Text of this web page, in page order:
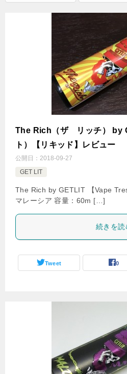
The Rich（ザ リッチ） by
ト）【リキッド】レビュー
公開日： 2018-09-27
GET LIT
The Rich by GETLIT 【Vape
マレーシア 容量：60m […]
続きを読
Tweet 0